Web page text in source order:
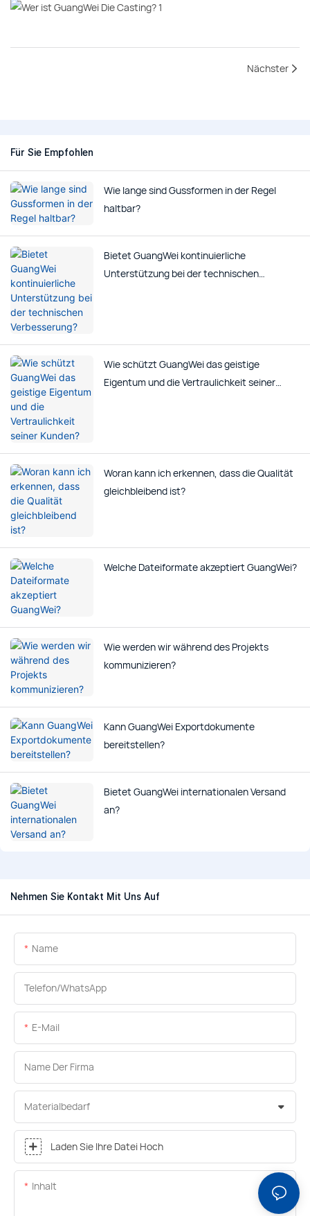
Nächster
Für Sie Empfohlen
Wie lange sind Gussformen in der Regel
haltbar?
Bietet GuangWei kontinuierliche
Unterstützung bei der technischen
Wie schützt GuangWei das geistige
Eigentum und die Vertraulichkeit seiner
Woran kann ich erkennen, dass die Qualität
gleichbleibend ist?
Welche Dateiformate akzeptiert GuangWei?
Wie werden wir während des Projekts
kommunizieren?
Kann GuangWei Exportdokumente
bereitstellen?
Bietet GuangWei internationalen Versand
an?
Nehmen Sie Kontakt Mit Uns Auf
Name
Telefon/WhatsApp
E-Mail
Name Der Firma
Materialbedarf
Laden Sie Ihre Datei Hoch
Inhalt